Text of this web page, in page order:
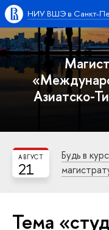
НИУ ВШЭ в Санкт-
Азиатско-
21
АВГУСТ
Будь в
Тема